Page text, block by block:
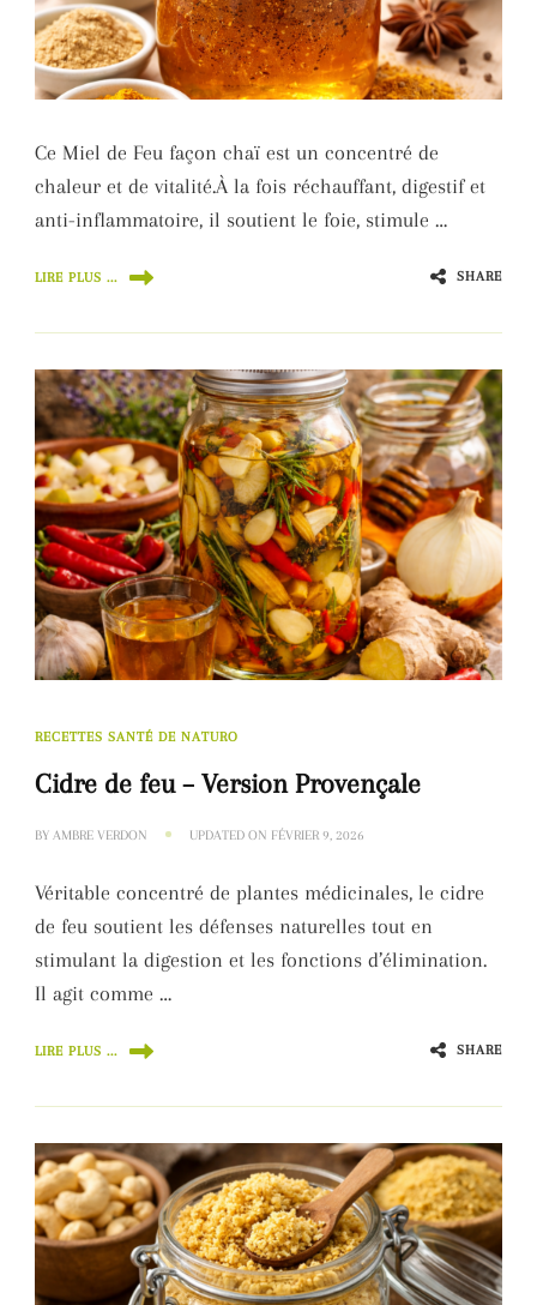
Ce Miel de Feu façon chaï est un concentré de
chaleur et de vitalité.À la fois réchauffant, digestif et
anti-inflammatoire, il soutient le foie, stimule …
LIRE PLUS ... SHARE
RECETTES SANTÉ DE NATURO
Cidre de feu – Version Provençale
BY AMBRE VERDON UPDATED ON FÉVRIER 9, 2026
Véritable concentré de plantes médicinales, le cidre
de feu soutient les défenses naturelles tout en
stimulant la digestion et les fonctions d’élimination.
Il agit comme …
LIRE PLUS ... SHARE